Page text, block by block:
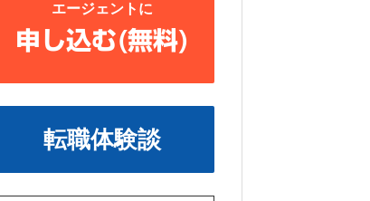
エージェントに
申し込む(無料)
転職体験談